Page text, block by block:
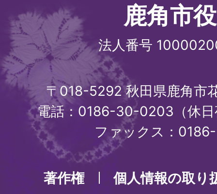
鹿角市
法人番号
〒018-5292 秋田県鹿角市
電話：0186-30-0203（休
ファックス：
著作権
個人情報の取り